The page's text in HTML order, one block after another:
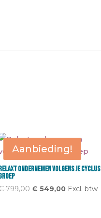
Aanbieding!
ondernemen volgens je cyclus
799,00 Oorspronkelijke
€ 549,00Huidige
Excl. btw